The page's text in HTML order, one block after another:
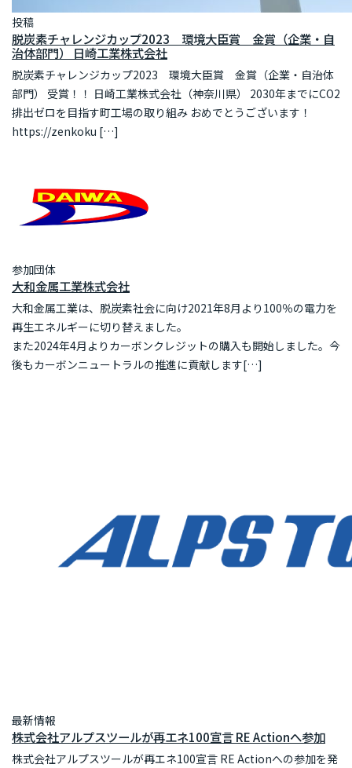
投稿
脱炭素チャレンジカップ2023 環境大臣賞 金賞（企業・自
治体部門） 日崎工業株式会社
脱炭素チャレンジカップ2023 環境大臣賞 金賞（企業・自治体
部門） 受賞！！ 日崎工業株式会社（神奈川県） 2030年までにCO2
排出ゼロを目指す町工場の取り組み おめでとうございます！
https://zenkoku […]
参加団体
大和金属工業株式会社
大和金属工業は、脱炭素社会に向け2021年8月より100％の電力を
再生エネルギーに切り替えました。
また2024年4月よりカーボンクレジットの購入も開始しました。今
後もカーボンニュートラルの推進に貢献します[…]
最新情報
株式会社アルプスツールが再エネ100宣言 RE Actionへ参加
株式会社アルプスツールが再エネ100宣言 RE Actionへの参加を発